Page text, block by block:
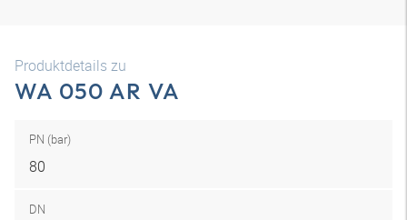
Produktdetails zu
WA 050 AR VA
PN (bar)
80
DN